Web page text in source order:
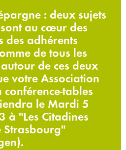
: deux sujets
au cœur des
des adhérents
de tous les
autour de ces deux
votre Association
tables
le Mardi 5
à "Les Citadines
Strasbourg"